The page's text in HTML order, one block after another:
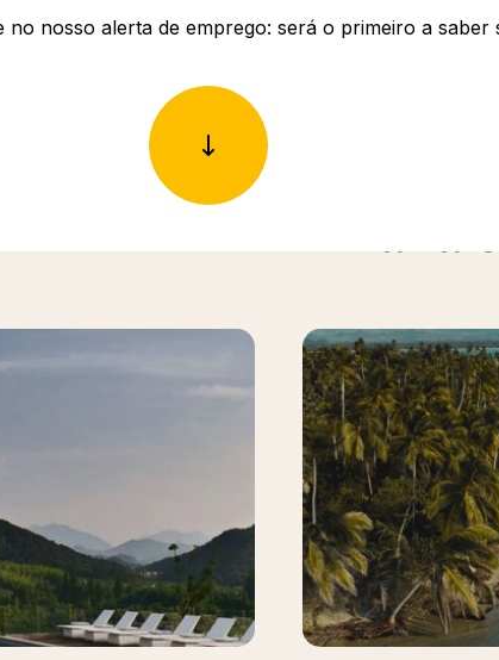
no nosso alerta de emprego: será o primeiro a saber
Para